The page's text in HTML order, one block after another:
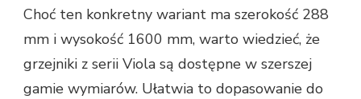
Choć ten konkretny wariant ma szerokość 288
mm i wysokość 1600 mm, warto wiedzieć, że
grzejniki z serii Viola są dostępne w szerszej
gamie wymiarów. Ułatwia to dopasowanie do